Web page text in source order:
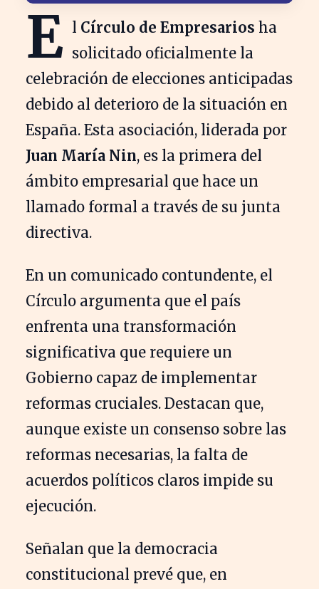
E l Círculo de Empresarios ha
solicitado oficialmente la
celebración de elecciones anticipadas
debido al deterioro de la situación en
España. Esta asociación, liderada por
Juan María Nin, es la primera del
ámbito empresarial que hace un
llamado formal a través de su junta
directiva.
En un comunicado contundente, el
Círculo argumenta que el país
enfrenta una transformación
significativa que requiere un
Gobierno capaz de implementar
reformas cruciales. Destacan que,
aunque existe un consenso sobre las
reformas necesarias, la falta de
acuerdos políticos claros impide su
ejecución.
Señalan que la democracia
constitucional prevé que, en